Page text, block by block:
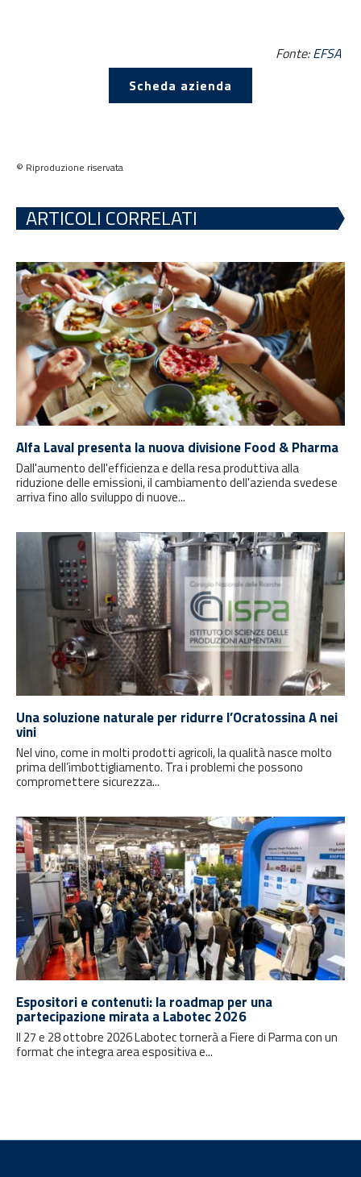
Fonte:EFSA
Scheda azienda
© Riproduzione riservata
ARTICOLI CORRELATI
Alfa Laval presenta la nuova divisione Food & Pharma
Dall'aumento dell'efficienza e della resa produttiva alla
riduzione delle emissioni, il cambiamento dell'azienda svedese
arriva fino allo sviluppo di nuove...
Una soluzione naturale per ridurre l’Ocratossina A nei
vini
Nel vino, come in molti prodotti agricoli, la qualità nasce molto
prima dell’imbottigliamento. Tra i problemi che possono
compromettere sicurezza...
Espositori e contenuti: la roadmap per una
partecipazione mirata a Labotec 2026
Il 27 e 28 ottobre 2026 Labotec tornerà a Fiere di Parma con un
format che integra area espositiva e...